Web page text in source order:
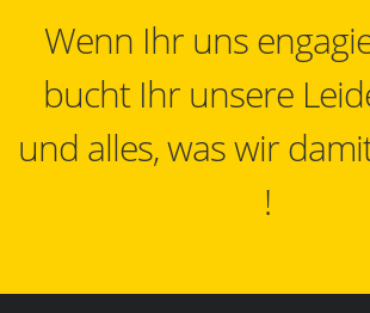
Wenn Ihr uns
bucht Ihr unsere
und alles, was wir
!